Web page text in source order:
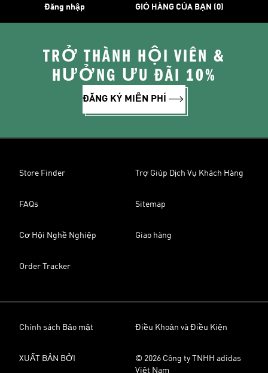
Đăng nhập GIỎ HÀNG CỦA BẠN (0)
TRỞ THÀNH HỘI VIÊN &
HƯỞNG ƯU ĐÃI 10%
ĐĂNG KÝ MIỄN PHÍ
Store Finder Trợ Giúp Dịch Vụ Khách Hàng
FAQs Sitemap
Cơ Hội Nghề Nghiệp Giao hàng
Order Tracker
Chính sách Bảo mật Điều Khoản và Điều Kiện
XUẤT BẢN BỞI
© 2026 Công ty TNHH adidas
Việt Nam